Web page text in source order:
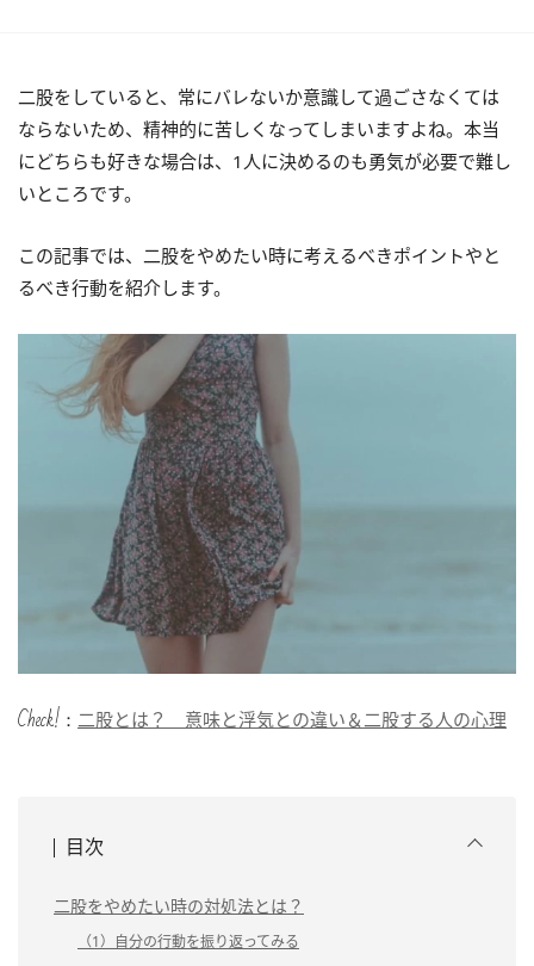
二股をしていると、常にバレないか意識して過ごさなくては
ならないため、精神的に苦しくなってしまいますよね。本当
にどちらも好きな場合は、1人に決めるのも勇気が必要で難し
いところです。
この記事では、二股をやめたい時に考えるべきポイントやと
るべき行動を紹介します。
Check!： 二股とは？ 意味と浮気との違い＆二股する人の心理
目次
二股をやめたい時の対処法とは？
（1）自分の行動を振り返ってみる